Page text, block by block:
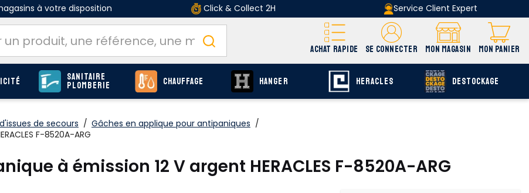
à votre disposition Click & Collect 2H Service Client Expert
ACHAT RAPIDE SE CONNECTER MON MAGASIN MON PANIER
Sanitaire
Plomberie Chauffage HANGER HERACLES DESTOCKAGE
de secours / Gâches en applique pour antipaniques /
F-8520A-ARG
à émission 12 V argent HERACLES F-8520A-ARG